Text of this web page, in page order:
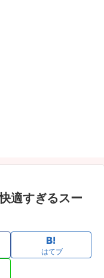
適すぎるスー
はてブ